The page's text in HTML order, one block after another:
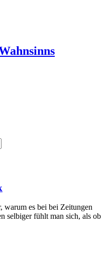
warum es bei bei Zeitungen
selbiger fühlt man sich, als ob